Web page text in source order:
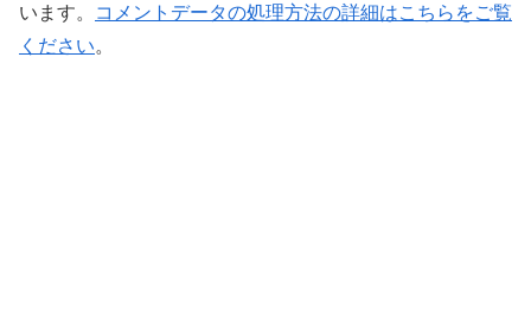
います。
コメントデータの処理方法の詳細はこちらをご覧
ください。